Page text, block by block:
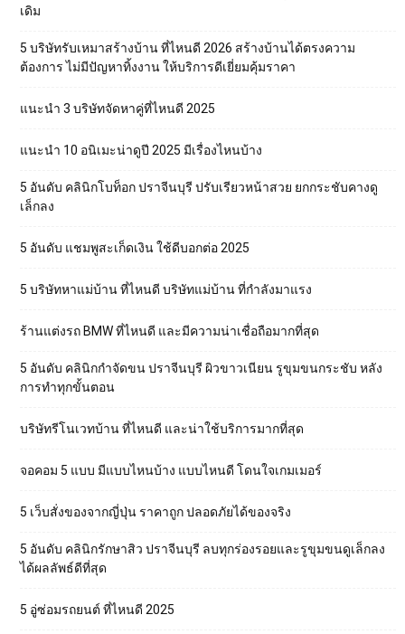
เดิม
5 บริษัทรับเหมาสร้างบ้าน ที่ไหนดี 2026 สร้างบ้านได้ตรงความ
ต้องการ ไม่มีปัญหาทิ้งงาน ให้บริการดีเยี่ยมคุ้มราคา
แนะนำ 3 บริษัทจัดหาคู่ที่ไหนดี 2025
แนะนำ 10 อนิเมะน่าดูปี 2025 มีเรื่องไหนบ้าง
5 อันดับ คลินิกโบท็อก ปราจีนบุรี ปรับเรียวหน้าสวย ยกกระชับคางดู
เล็กลง
5 อันดับ แชมพูสะเก็ดเงิน ใช้ดีบอกต่อ 2025
5 บริษัทหาแม่บ้าน ที่ไหนดี บริษัทแม่บ้าน ที่กำลังมาแรง
ร้านแต่งรถ BMW ที่ไหนดี และมีความน่าเชื่อถือมากที่สุด
5 อันดับ คลินิกกำจัดขน ปราจีนบุรี ผิวขาวเนียน รูขุมขนกระชับ หลัง
การทำทุกขั้นตอน
บริษัทรีโนเวทบ้าน ที่ไหนดี และน่าใช้บริการมากที่สุด
จอคอม 5 แบบ มีแบบไหนบ้าง แบบไหนดี โดนใจเกมเมอร์
5 เว็บสั่งของจากญี่ปุ่น ราคาถูก ปลอดภัยได้ของจริง
5 อันดับ คลินิกรักษาสิว ปราจีนบุรี ลบทุกร่องรอยและรูขุมขนดูเล็กลง
ได้ผลลัพธ์ดีที่สุด
5 อู่ซ่อมรถยนต์ ที่ไหนดี 2025